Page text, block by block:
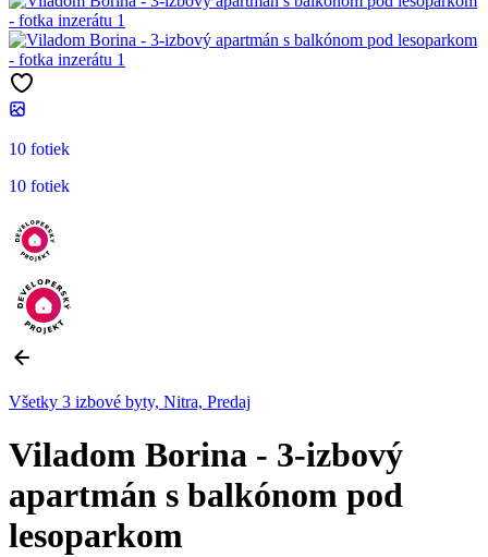
10 fotiek
10 fotiek
Všetky 3 izbové byty, Nitra, Predaj
Viladom Borina - 3-izbový
apartmán s balkónom pod
lesoparkom